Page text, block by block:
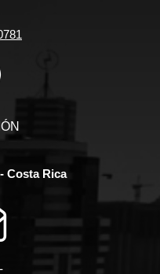
Costa Rica